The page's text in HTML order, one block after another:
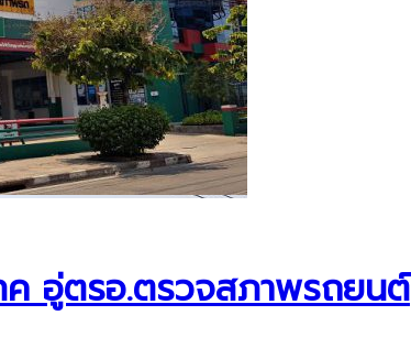
ค อู่ตรอ.ตรวจสภาพรถยนต์